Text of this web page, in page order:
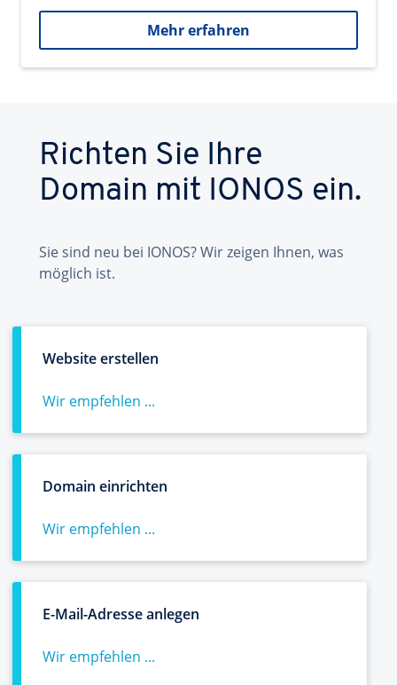
Mehr erfahren
Richten Sie Ihre
Domain mit IONOS ein.
Sie sind neu bei IONOS? Wir zeigen Ihnen, was
möglich ist.
Website erstellen
Wir empfehlen ...
Domain einrichten
Wir empfehlen ...
E-Mail-Adresse anlegen
Wir empfehlen ...